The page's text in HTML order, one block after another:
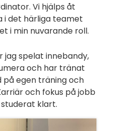
Vi hjälps åt
i det härliga teamet
i min nuvarande roll.
jag spelat innebandy,
och har tränat
på egen träning och
och fokus på jobb
klart.